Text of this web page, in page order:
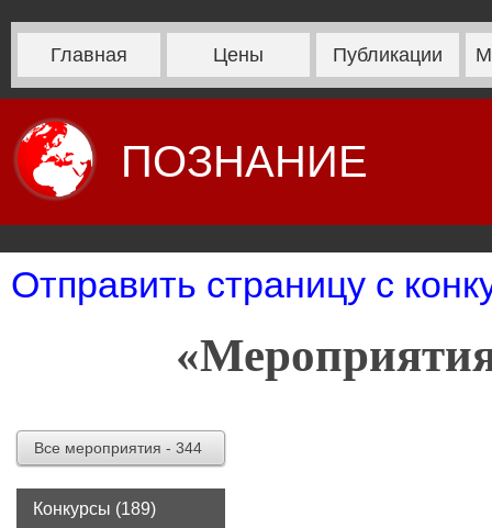
Главная Цены Публикации
ПОЗНАНИЕ
Отправить страницу с
Все мероприятия - 344
Конкурсы (189)